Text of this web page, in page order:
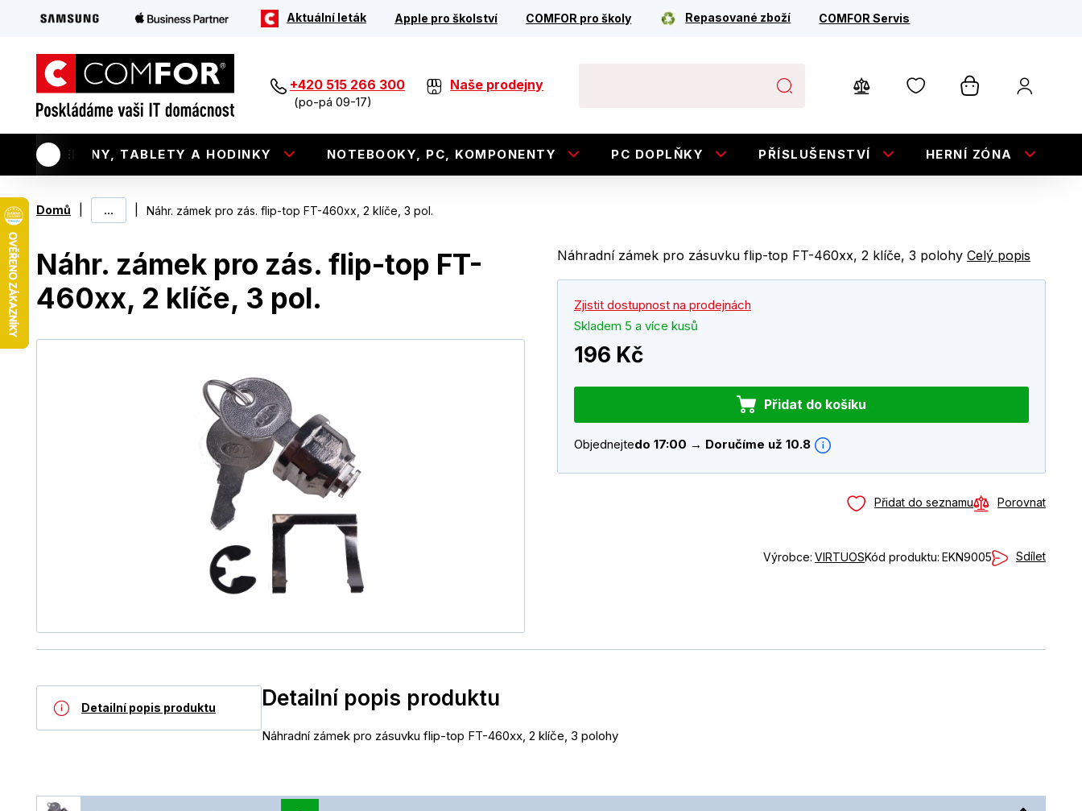
Aktuální leták Apple pro školství COMFOR pro školy Repasované zboží COMFOR Servis
+420 515 266 300
(po-pá 09-17)
Naše prodejny
TELEFONY, TABLETY A HODINKY NOTEBOOKY, PC, KOMPONENTY PC DOPLŇKY PŘÍSLUŠENSTVÍ HERNÍ ZÓNA
Domů ... Náhr. zámek pro zás. flip-top FT-460xx, 2 klíče, 3 pol.
Náhr. zámek pro zás. flip-top FT-
460xx, 2 klíče, 3 pol.
Náhradní zámek pro zásuvku flip-top FT-460xx, 2 klíče, 3 polohy Celý popis
Zjistit dostupnost na prodejnách
Skladem 5 a více kusů
196 Kč
Přidat do košíku
Objednejtedo 17:00 → Doručíme už 10.8
Přidat do seznamu Porovnat
Výrobce: VIRTUOSKód produktu: EKN9005 Sdílet
Detailní popis produktu Detailní popis produktu
Náhradní zámek pro zásuvku flip-top FT-460xx, 2 klíče, 3 polohy